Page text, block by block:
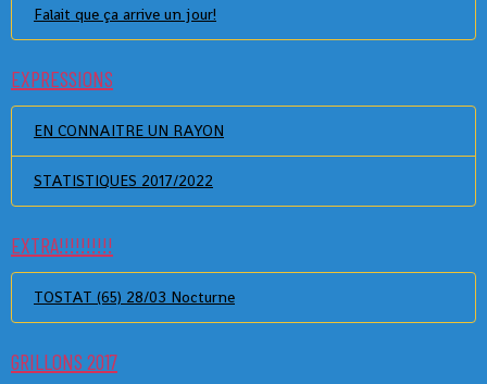
Falait que ça arrive un jour!
EXPRESSIONS
EN CONNAITRE UN RAYON
STATISTIQUES 2017/2022
EXTRA!!!!!!!!!!
TOSTAT (65) 28/03 Nocturne
GRILLONS 2017